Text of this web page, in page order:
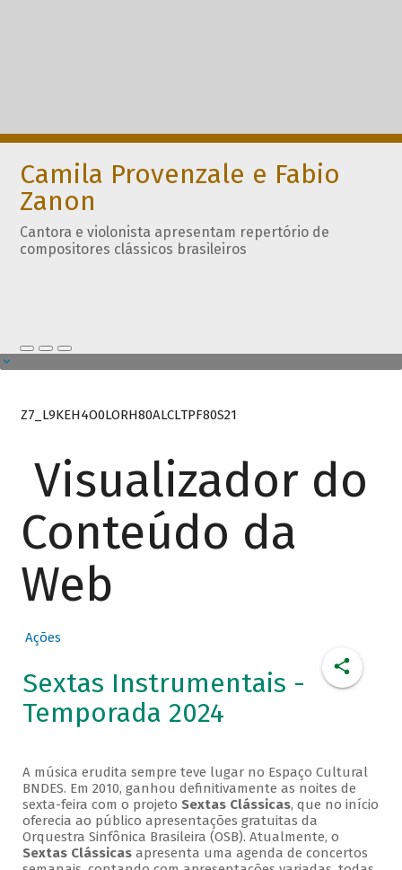
Camila Provenzale e Fabio
Zanon
Cantora e violonista apresentam repertório de
compositores clássicos brasileiros
Z7_L9KEH4O0LORH80ALCLTPF80S21
Visualizador do
Conteúdo da
Web
Ações
Sextas Instrumentais -
Temporada 2024
A música erudita sempre teve lugar no Espaço Cultural
BNDES. Em 2010, ganhou definitivamente as noites de
sexta-feira com o projeto Sextas Clássicas, que no início
oferecia ao público apresentações gratuitas da
Orquestra Sinfônica Brasileira (OSB). Atualmente, o
Sextas Clássicasapresenta uma agenda de concertos